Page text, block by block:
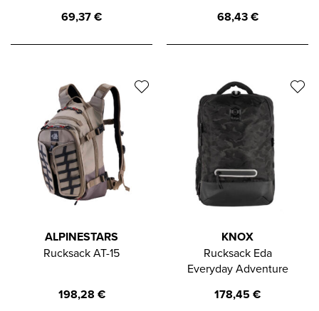
69,37€ 68,43€
ALPINESTARS
Rucksack AT-15
198,28 €
KNOX
Rucksack Eda
Everyday Adventure
178,45€